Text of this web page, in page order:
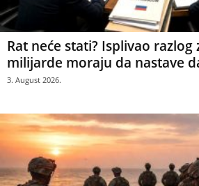
Rat neće stati? Isplivao razlog
milijarde moraju da nastave
3. August 2026.